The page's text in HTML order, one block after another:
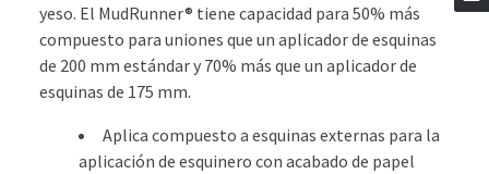
yeso. El MudRunner® tiene capacidad para 50% más
compuesto para uniones que un aplicador de esquinas
de 200 mm estándar y 70% más que un aplicador de
esquinas de 175 mm.
Aplica compuesto a esquinas externas para la
aplicación de esquinero con acabado de papel